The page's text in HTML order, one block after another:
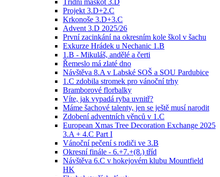
Třídní maskot 3.D
Projekt 3.D+2.C
Krkonoše 3.D+3.C
Advent 3.D 2025/26
První zacinkání na okresním kole škol v šachu
Exkurze Hrádek u Nechanic 1.B
1.B - Mikuláš, andělé a čerti
Řemeslo má zlaté dno
Návštěva 8.A v Labské SOŠ a SOU Pardubice
1.C zdobila stromek pro vánoční trhy
Bramborové florbalky
Víte, jak vypadá ryba uvnitř?
Máme šachové talenty, jen se ještě musí narodit
Zdobení adventních věnců v 1.C
European Xmas Tree Decoration Exchange 2025
3.A + 4.C Part I
Vánoční pečení s rodiči ve 3.B
Okresní finále - 6.+7.+(8.) tříd
Návštěva 6.C v hokejovém klubu Mountfield
HK